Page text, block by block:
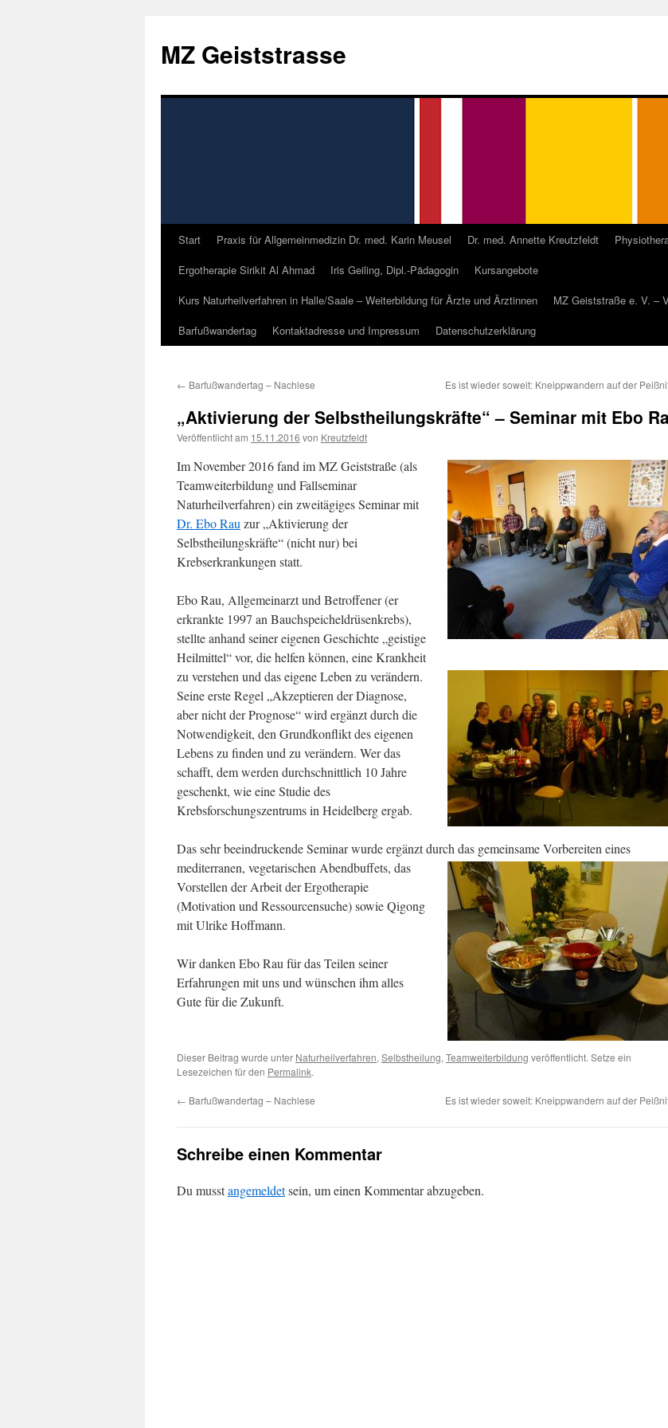
springen
MZ Geiststrasse
Start Praxis für Allgemeinmedizin Dr. med. Karin Meusel Dr. med. Annette Kreutzfeldt
Ergotherapie Sirikit Al Ahmad
Iris Geiling, Dipl.-Pädagogin
Kursangebote
Kurs Naturheilverfahren in Halle/Saale – Weiterbildung für Ärzte und Ärztinnen
MZ Geiststraße e. V. –
Barfußwandertag
Kontaktadresse und Impressum Datenschutzerklärung
← Barfußwandertag – Nachlese Es ist wieder soweit: Kneippwandern auf der
„Aktivierung der Selbstheilungskräfte“ – Seminar mit Ebo
Veröffentlicht am 15.11.2016 von Kreutzfeldt
Im November 2016 fand im MZ Geiststraße (als
Teamweiterbildung und Fallseminar
Naturheilverfahren) ein zweitägiges Seminar mit
Dr. Ebo Rau zur „Aktivierung der
Selbstheilungskräfte“ (nicht nur) bei
Krebserkrankungen statt.
Ebo Rau, Allgemeinarzt und Betroffener (er
erkrankte 1997 an Bauchspeicheldrüsenkrebs),
stellte anhand seiner eigenen Geschichte „geistige
Heilmittel“ vor, die helfen können, eine Krankheit
zu verstehen und das eigene Leben zu verändern.
Seine erste Regel „Akzeptieren der Diagnose,
aber nicht der Prognose“ wird ergänzt durch die
Notwendigkeit, den Grundkonflikt des eigenen
Lebens zu finden und zu verändern. Wer das
schafft, dem werden durchschnittlich 10 Jahre
geschenkt, wie eine Studie des
Krebsforschungszentrums in Heidelberg ergab.
Das sehr beeindruckende Seminar wurde ergänzt durch das gemeinsame Vorbereiten eines
mediterranen, vegetarischen Abendbuffets, das
Vorstellen der Arbeit der Ergotherapie
(Motivation und Ressourcensuche) sowie Qigong
mit Ulrike Hoffmann.
Wir danken Ebo Rau für das Teilen seiner
Erfahrungen mit uns und wünschen ihm alles
Gute für die Zukunft.
Dieser Beitrag wurde unter Naturheilverfahren, Selbstheilung, Teamweiterbildung veröffentlicht. Setze ein
Lesezeichen für den Permalink.
← Barfußwandertag – Nachlese Es ist wieder soweit: Kneippwandern auf der
Schreibe einen Kommentar
Du musstangemeldetsein, um einen Kommentar abzugeben.